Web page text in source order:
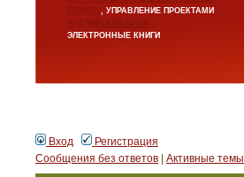
БИЗНЕС, УПРАВЛЕНИЕ ПРОЕКТАМИ
АНГЛИЙСКИЙ ЯЗЫК
ЭЛЕКТРОННЫЕ КНИГИ
Вход
Регистрация
Сообщения без ответов
Активные темы